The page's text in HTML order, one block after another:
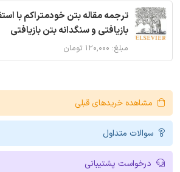
ترجمه مقاله بتن خودمتراکم با
بازیافتی و سنگدانه بتن بازیافتی
مبلغ: ۱۲۰,۰۰۰ تومان
مشاهده خریدهای قبلی
سوالات متداول
درخواست پشتیبانی